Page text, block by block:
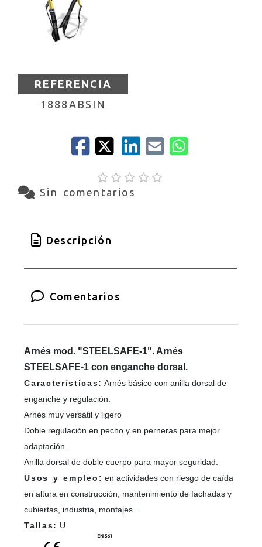
REFERENCIA
1888ABSIN
Sin comentarios
Descripción
Comentarios
Arnés mod. "STEELSAFE-1". Arnés
STEELSAFE-1 con enganche dorsal.
Características: Arnés básico con anilla dorsal de
enganche y regulación.
Arnés muy versátil y ligero
Doble regulación en pecho y en perneras para mejor
adaptación.
Anilla dorsal de doble cuerpo para mayor seguridad.
Usos y empleo: en actividades con riesgo de caída
en altura en construcción, mantenimiento de fachadas y
cubiertas, industria, montajes…
Tallas: U